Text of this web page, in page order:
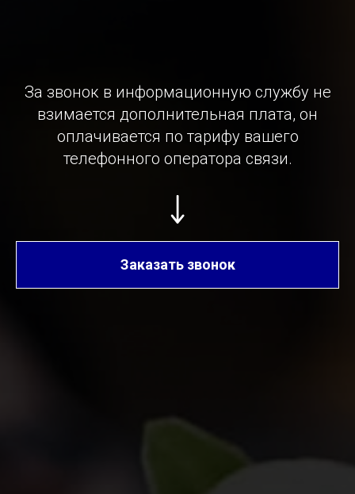
За звонок в информационную службу не
взимается дополнительная плата, он
оплачивается по тарифу вашего
телефонного оператора связи.
Заказать звонок